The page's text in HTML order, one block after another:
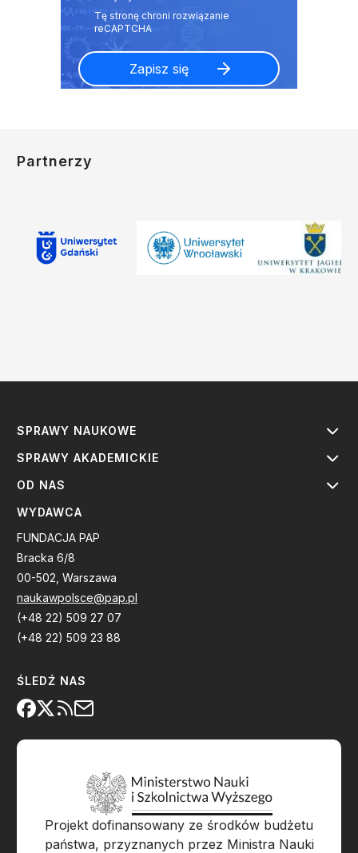
Partnerzy
SPRAWY NAUKOWE
SPRAWY AKADEMICKIE
OD NAS
WYDAWCA
FUNDACJA PAP
Bracka 6/8
00-502, Warszawa
naukawpolsce@pap.pl
(+48 22) 509 27 07
(+48 22) 509 23 88
ŚLEDŹ NAS
Projekt dofinansowany ze środków budżetu
państwa, przyznanych przez Ministra Nauki